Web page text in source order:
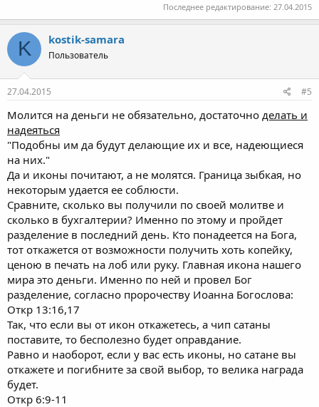
Последнее редактирование: 27.04.2015
K kostik-samara
Пользователь
27.04.2015 #5
Молится на деньги не обязательно, достаточно делать и
надеяться
"Подобны им да будут делающие их и все, надеющиеся
на них."
Да и иконы почитают, а не молятся. Граница зыбкая, но
некоторым удается ее соблюсти.
Сравните, сколько вы получили по своей молитве и
сколько в бухгалтерии? Именно по этому и пройдет
разделение в последний день. Кто понадеется на Бога,
тот откажется от возможности получить хоть копейку,
ценою в печать на лоб или руку. Главная икона нашего
мира это деньги. Именно по ней и провел Бог
разделение, согласно пророчеству Иоанна Богослова:
Откр 13:16,17
Так, что если вы от икон откажетесь, а чип сатаны
поставите, то бесполезно будет оправдание.
Равно и наоборот, если у вас есть иконы, но сатане вы
откажете и погибните за свой выбор, то велика награда
будет.
Откр 6:9-11